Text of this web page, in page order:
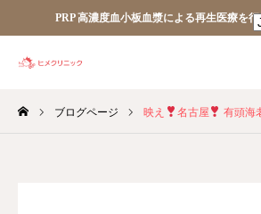
PRP 高濃度血小板血漿による再生医療を
ブログページ 映え 名古屋 有頭海
TEL